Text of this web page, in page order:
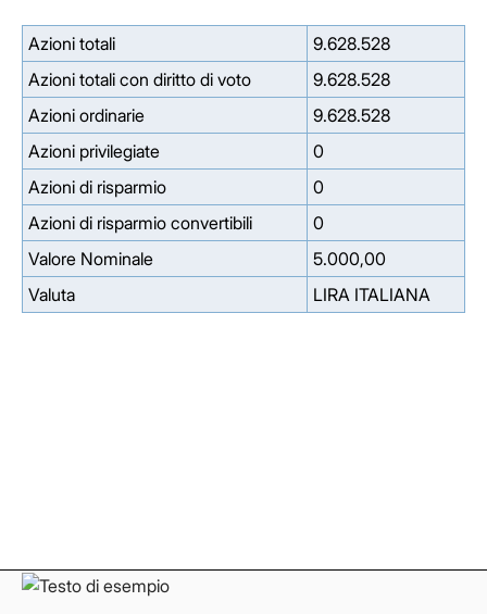
Azioni totali
9.628.528
Azioni totali con diritto di voto
9.628.528
Azioni ordinarie
9.628.528
Azioni privilegiate
0
Azioni di risparmio
0
Azioni di risparmio convertibili
0
Valore Nominale
5.000,00
Valuta
LIRA ITALIANA